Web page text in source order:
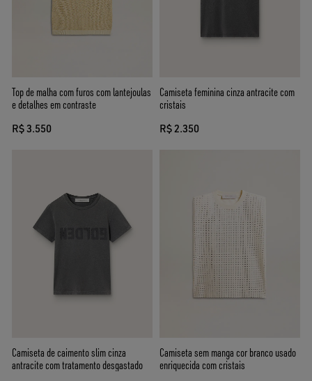
Top de malha com furos com lantejoulas
e detalhes em contraste
R$ 3.550
Camiseta feminina cinza antracite com
cristais
R$ 2.350
Camiseta de caimento slim cinza
antracite com tratamento desgastado
Camiseta sem manga cor branco usado
enriquecida com cristais